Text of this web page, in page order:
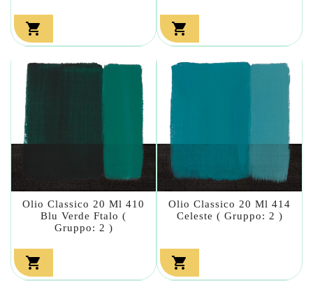
 
Olio Classico 20 Ml 410
Blu Verde Ftalo (
Gruppo: 2 )

Olio Classico 20 Ml 414
Celeste ( Gruppo: 2 )
